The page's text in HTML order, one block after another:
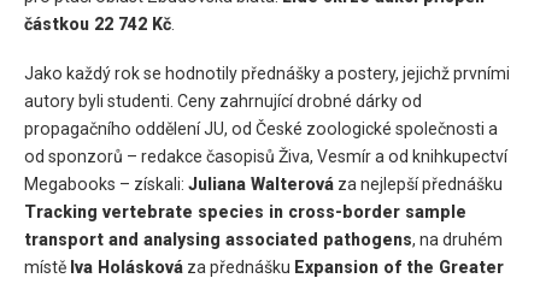
částkou 22 742 Kč
Jako každý rok se hodnotily přednášky a postery, jejichž prvními
autory byli studenti. Ceny zahrnující drobné dárky od
propagačního oddělení JU, od České zoologické společnosti a
od sponzorů – redakce časopisů Živa, Vesmír a od knihkupectví
Megabooks – získali: Juliana Walterová za nejlepší přednášku
Tracking vertebrate species in cross-border sample
transport and analysing associated pathogens, na druhém
místě Iva Holásková za přednášku Expansion of the Greater